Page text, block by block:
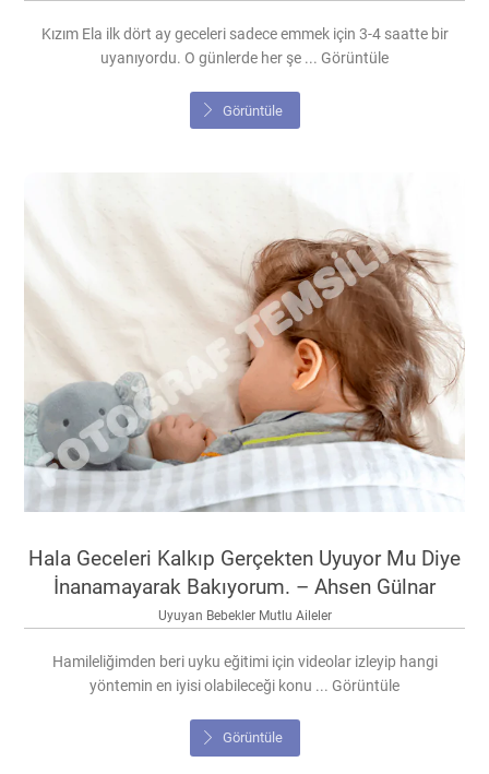
Kızım Ela ilk dört ay geceleri sadece emmek için 3-4 saatte bir
uyanıyordu. O günlerde her şe ... Görüntüle
Görüntüle
Hala Geceleri Kalkıp Gerçekten Uyuyor Mu Diye
İnanamayarak Bakıyorum. – Ahsen Gülnar
Uyuyan Bebekler Mutlu Aileler
Hamileliğimden beri uyku eğitimi için videolar izleyip hangi
yöntemin en iyisi olabileceği konu ... Görüntüle
Görüntüle